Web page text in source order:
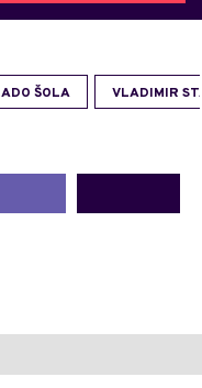
ŠOLA VLADIMIR